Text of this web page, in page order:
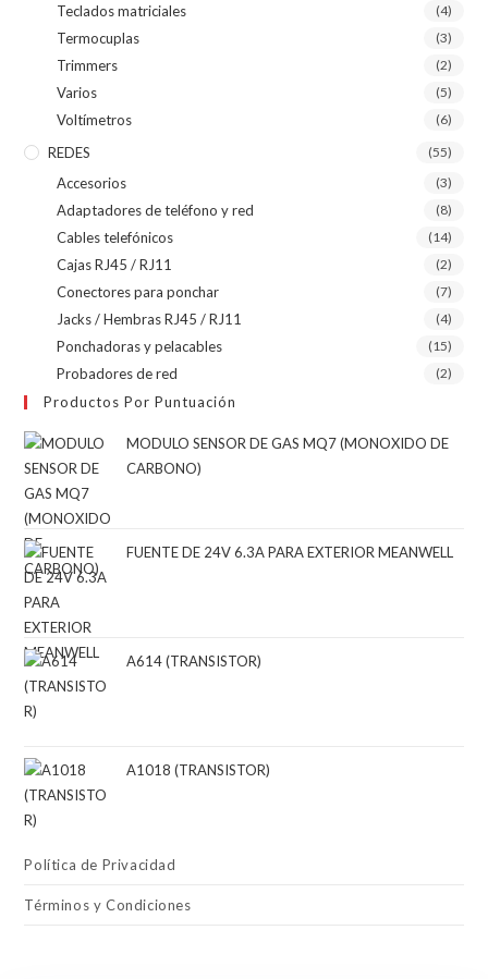
Teclados matriciales (4)
Termocuplas (3)
Trimmers (2)
Varios (5)
Voltímetros (6)
REDES (55)
Accesorios (3)
Adaptadores de teléfono y red (8)
Cables telefónicos (14)
Cajas RJ45 / RJ11 (2)
Conectores para ponchar (7)
Jacks / Hembras RJ45 / RJ11 (4)
Ponchadoras y pelacables (15)
Probadores de red (2)
Productos Por Puntuación
MODULO SENSOR DE GAS MQ7 (MONOXIDO DE
CARBONO)
FUENTE DE 24V 6.3A PARA EXTERIOR MEANWELL
A614 (TRANSISTOR)
A1018 (TRANSISTOR)
Política de Privacidad
Términos y Condiciones